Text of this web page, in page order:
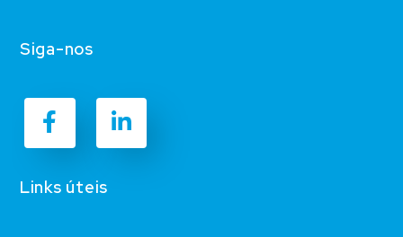
Siga-nos
Links úteis